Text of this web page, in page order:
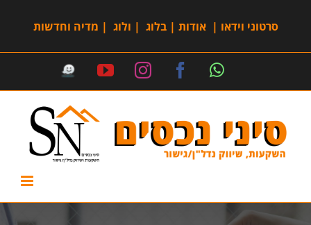
סרטוני וידאו |אודות |בלוג | ולוג | מדיה וחדשות